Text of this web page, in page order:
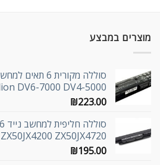
מוצרים במבצע
DV6-7000 DV4-5000
₪223.00
ZX50JX4720
₪195.00